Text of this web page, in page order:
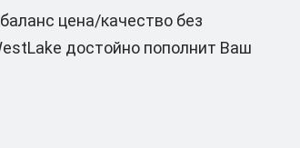
цена/качество без
достойно пополнит Ваш